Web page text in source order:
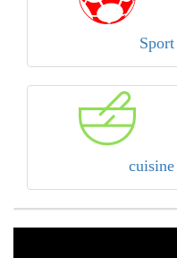
Sport
cuisine